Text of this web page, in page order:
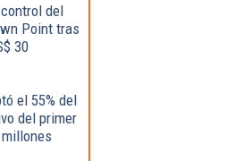
del
Point tras
30
el 55% del
del primer